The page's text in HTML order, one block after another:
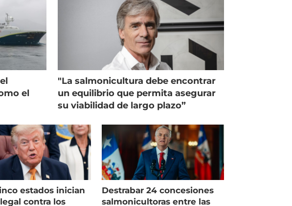
el
"La salmonicultura debe encontrar
un equilibrio que permita asegurar
su viabilidad de largo plazo”
estados inician
contra los
Destrabar 24 concesiones
salmonicultoras entre las